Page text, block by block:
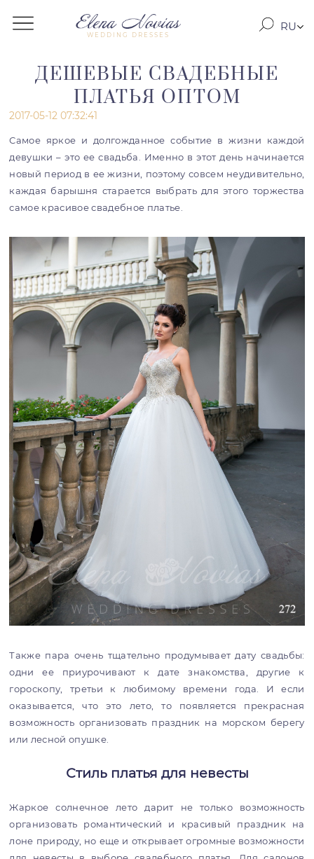
WEDDING DRESSES
RU
ДЕШЕВЫЕ СВАДЕБНЫЕ
ПЛАТЬЯ ОПТОМ
2017-05-12 07:32:41
Самое яркое и долгожданное событие в жизни каждой
девушки – это ее свадьба. Именно в этот день начинается
новый период в ее жизни, поэтому совсем неудивительно,
каждая барышня старается выбрать для этого торжества
самое красивое свадебное платье.
Также пара очень тщательно продумывает дату свадьбы:
одни ее приурочивают к дате знакомства, другие к
гороскопу, третьи к любимому времени года. И если
оказывается, что это лето, то появляется прекрасная
возможность организовать праздник на морском берегу
или лесной опушке.
Стиль платья для невесты
Жаркое солнечное лето дарит не только возможность
организовать романтический и красивый праздник на
лоне природу, но еще и открывает огромные возможности